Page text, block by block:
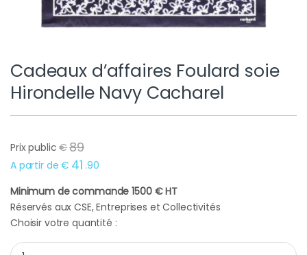
Cadeaux d’affaires Foulard soie
Hirondelle Navy Cacharel
Prix public €89
A partir de € 41 .90
Minimum de commande 1500 € HT
Réservés aux CSE, Entreprises et Collectivités
Choisir votre quantité :
Cadeaux d'affaires Foulard soie Hirondelle Navy Cacharel